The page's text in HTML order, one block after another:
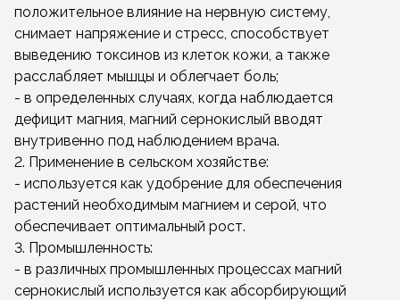
положительное влияние на нервную систему,
снимает напряжение и стресс, способствует
выведению токсинов из клеток кожи, а также
расслабляет мышцы и облегчает боль;
- в определенных случаях, когда наблюдается
дефицит магния, магний сернокислый вводят
внутривенно под наблюдением врача.
2. Применение в сельском хозяйстве:
- используется как удобрение для обеспечения
растений необходимым магнием и серой, что
обеспечивает оптимальный рост.
3. Промышленность:
- в различных промышленных процессах магний
сернокислый используется как абсорбирующий